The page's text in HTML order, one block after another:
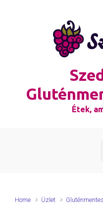
Étek,
Home Üzlet